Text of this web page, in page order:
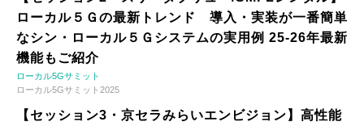
ローカル５Ｇの最新トレンド 導入・実装が一番簡単
なシン・ローカル５Ｇシステムの実用例 25-26年最新
機能もご紹介
ローカル5Gサミット
ローカル5Gサミット2025
【セッション3・京セラみらいエンビジョン】高性能